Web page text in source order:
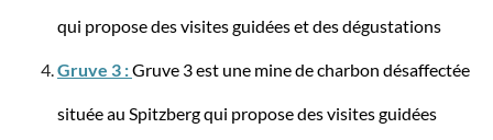
169,95 €* 83,17 €*
qui propose des visites guidées et des dégustations
Gruve 3 :Gruve 3 est une mine de charbon désaffectée
située au Spitzberg qui propose des visites guidées